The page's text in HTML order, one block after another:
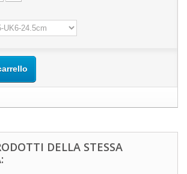
DELLA STESSA